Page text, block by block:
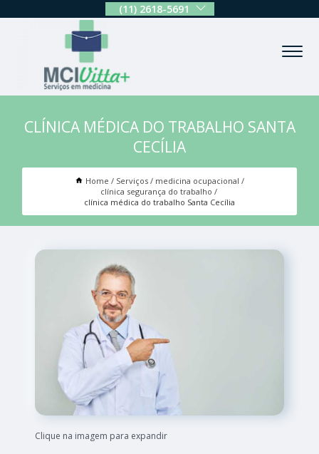
(11) 2618-5691
CLÍNICA MÉDICA DO TRABALHO SANTA
CECÍLIA
Home Serviços
medicina ocupacional
clínica segurança do trabalho
clínica médica do trabalho Santa Cecília
Clique na imagem para expandir